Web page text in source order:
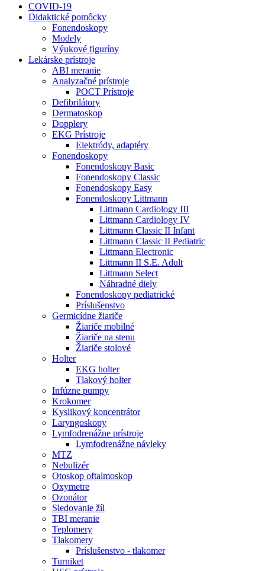
COVID-19
Didaktické pomôcky
Fonendoskopy
Modely
Výukové figuríny
Lekárske prístroje
ABI meranie
Analyzačné prístroje
POCT Prístroje
Defibrilátory
Dermatoskop
Dopplery
EKG Prístroje
Elektródy, adaptéry
Fonendoskopy
Fonendoskopy Basic
Fonendoskopy Classic
Fonendoskopy Easy
Fonendoskopy Littmann
Littmann Cardiology III
Littmann Cardiology IV
Littmann Classic II Infant
Littmann Classic II Pediatric
Littmann Electronic
Littmann II S.E. Adult
Littmann Select
Náhradné diely
Fonendoskopy pediatrické
Príslušenstvo
Germicídne žiariče
Žiariče mobilné
Žiariče na stenu
Žiariče stolové
Holter
EKG holter
Tlakový holter
Infúzne pumpy
Krokomer
Kyslikový koncentrátor
Laryngoskopy
Lymfodrenážne prístroje
Lymfodrenážne návleky
MTZ
Nebulizér
Otoskop oftalmoskop
Oxymetre
Ozonátor
Sledovanie žíl
TBI meranie
Teplomery
Tlakomery
Príslušenstvo - tlakomer
Turniket